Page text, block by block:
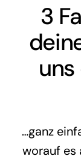
3
…ganz
worauf es